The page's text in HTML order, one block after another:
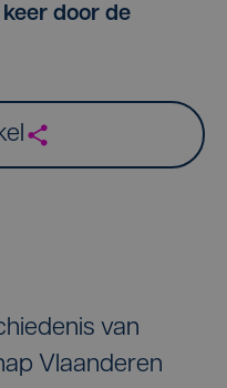
door de
van
Vlaanderen